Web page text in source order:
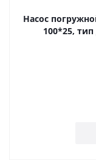
Насос
100*25,